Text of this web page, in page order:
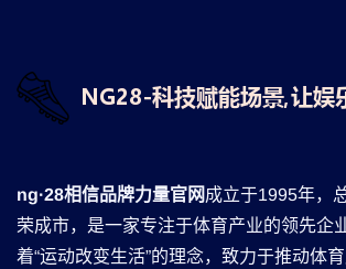
ng·28相信品牌力量官网成立于1995年，
荣成市，是一家专注于体育产业的领先企
着“运动改变生活”的理念，致力于推动体